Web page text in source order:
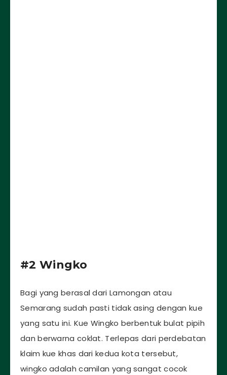
#2 Wingko
Bagi yang berasal dari Lamongan atau
Semarang sudah pasti tidak asing dengan kue
yang satu ini. Kue Wingko berbentuk bulat pipih
dan berwarna coklat. Terlepas dari perdebatan
klaim kue khas dari kedua kota tersebut,
wingko adalah camilan yang sangat cocok